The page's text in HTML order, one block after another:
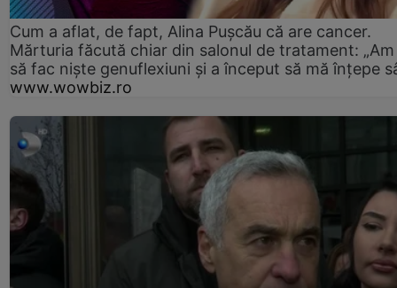
Cum a aflat, de fapt, Alina Pușcău că are cancer.
Mărturia făcută chiar din salonul de tratament:
să fac niște genuflexiuni și a început să mă înțepe
www.wowbiz.ro